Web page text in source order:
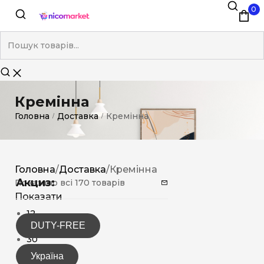
0
Кремінна
Головна / Доставка / Кремінна
Акциз:
DUTY-FREE
Україна
Головна/Доставка/Кремінна
Показано всі 170 товарів
Показати
12
15
30